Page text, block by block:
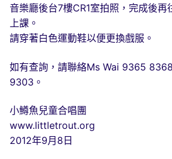
音樂廳後台7樓CR1室拍照，完成後
上課。
請穿著白色運動鞋以便更換戲服。
如有查詢，請聯絡Ms Wai 9365
9303。
小鱒魚兒童合唱團
www.littletrout.org
2012年9月8日